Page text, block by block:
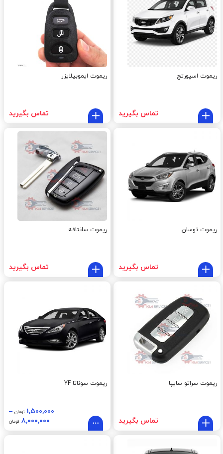
ریموت اسپورتج
تماس بگیرید
ریموت ایموبیلایزر
تماس بگیرید
ریموت توسان
تماس بگیرید
ریموت سانتافه
تماس بگیرید
ریموت سراتو سایپا
تماس بگیرید
ریموت سوناتا YF
۱,۵۰۰,۰۰۰ تومان –
۸,۰۰۰,۰۰۰ تومان